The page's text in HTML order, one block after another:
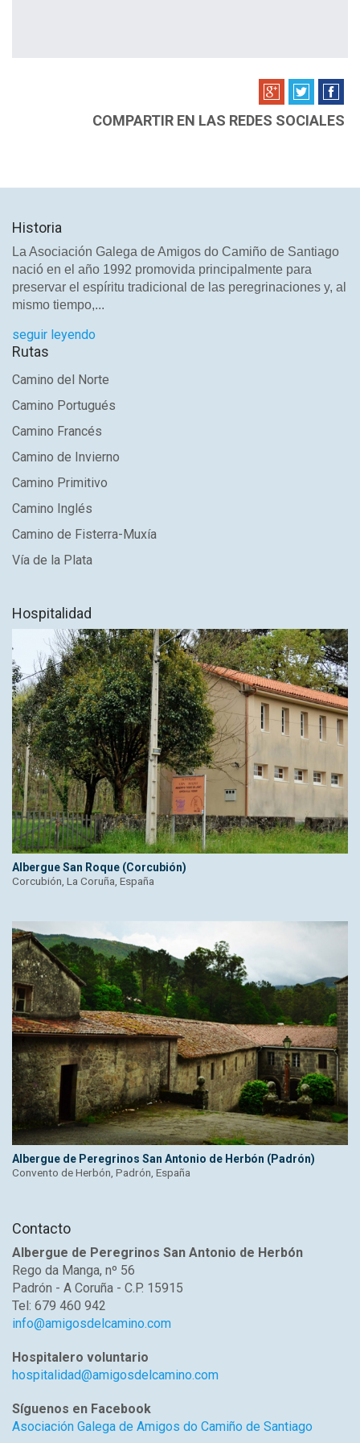
COMPARTIR EN LAS REDES SOCIALES
Historia
La Asociación Galega de Amigos do Camiño de Santiago
nació en el año 1992 promovida principalmente para
preservar el espíritu tradicional de las peregrinaciones y, al
mismo tiempo,...
seguir leyendo
Rutas
Camino del Norte
Camino Portugués
Camino Francés
Camino de Invierno
Camino Primitivo
Camino Inglés
Camino de Fisterra-Muxía
Vía de la Plata
Hospitalidad
Albergue San Roque (Corcubión)
Corcubión, La Coruña, España
Albergue de Peregrinos San Antonio de Herbón (Padrón)
Convento de Herbón, Padrón, España
Contacto
Albergue de Peregrinos San Antonio de Herbón
Rego da Manga, nº 56
Padrón - A Coruña - C.P. 15915
Tel: 679 460 942
info@amigosdelcamino.com
Hospitalero voluntario
hospitalidad@amigosdelcamino.com
Síguenos en Facebook
Asociación Galega de Amigos do Camiño de Santiago